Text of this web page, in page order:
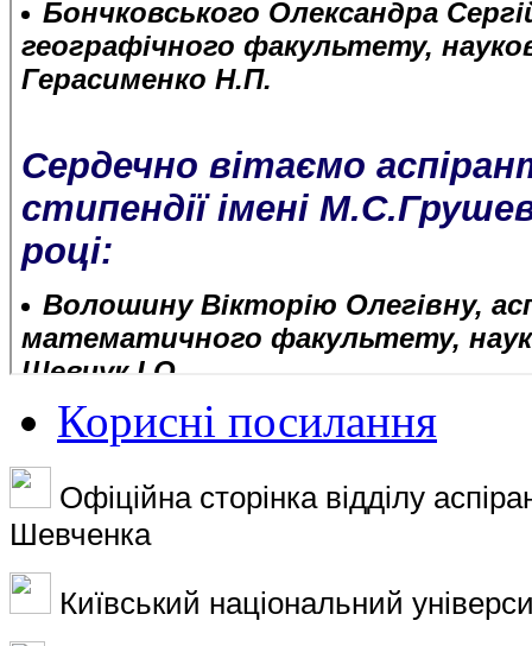
Корисні посилання
Офіційна сторінка відділу
Шевченка
Київський національний